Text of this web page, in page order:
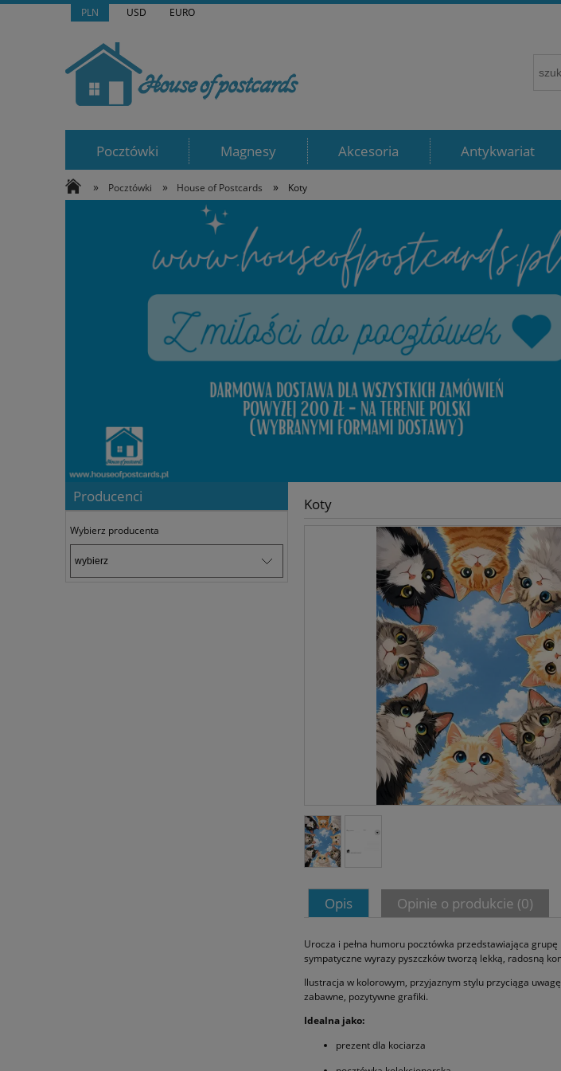
PLN USD EURO
Pocztówki Magnesy Akcesoria Antykwariat
» Pocztówki » House of Postcards » Koty
Producenci
Wybierz producenta
Koty
Opis Opinie o produkcie (0)
Urocza i pełna humoru pocztówka przedstawiająca
sympatyczne wyrazy pyszczków tworzą lekką, radosną
Ilustracja w kolorowym, przyjaznym stylu przyciąga
zabawne, pozytywne grafiki.
Idealna jako:
prezent dla kociarza